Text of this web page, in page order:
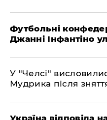
Футбольні
Джанні Інфантіно
У "Челсі"
Мудрика після